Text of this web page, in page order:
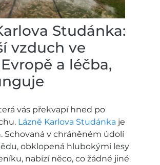
Studánka:
vzduch ve
a léčba,
vás překvapí hned po
Lázně Karlova Studánka je
Schovaná v chráněném údolí
obklopená hlubokými lesy
nabízí něco, co žádné jiné